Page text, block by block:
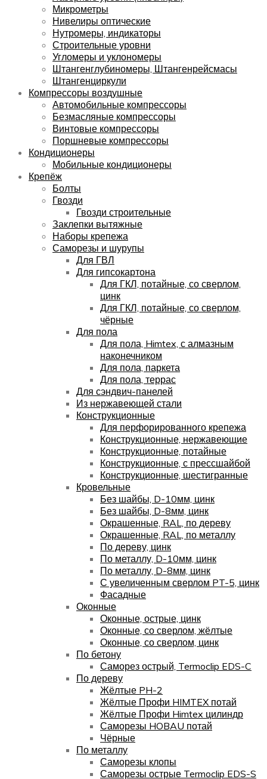
Микрометры
Нивелиры оптические
Нутромеры, индикаторы
Строительные уровни
Угломеры и уклономеры
Штангенглубиномеры, Штангенрейсмасы
Штангенциркули
Компрессоры воздушные
Автомобильные компрессоры
Безмасляные компрессоры
Винтовые компрессоры
Поршневые компрессоры
Кондиционеры
Мобильные кондиционеры
Крепёж
Болты
Гвозди
Гвозди строительные
Заклепки вытяжные
Наборы крепежа
Саморезы и шурупы
Для ГВЛ
Для гипсокартона
Для ГКЛ, потайные, со сверлом,
цинк
Для ГКЛ, потайные, со сверлом,
чёрные
Для пола
Для пола, Himtex, с алмазным
наконечником
Для пола, паркета
Для пола, террас
Для сэндвич-панелей
Из нержавеющей стали
Конструкционные
Для перфорированного крепежа
Конструкционные, нержавеющие
Конструкционные, потайные
Конструкционные, с прессшайбой
Конструкционные, шестигранные
Кровельные
Без шайбы, D-10мм, цинк
Без шайбы, D-8мм, цинк
Окрашенные, RAL, по дереву
Окрашенные, RAL, по металлу
По дереву, цинк
По металлу, D-10мм, цинк
По металлу, D-8мм, цинк
С увеличенным сверлом PT-5, цинк
Фасадные
Оконные
Оконные, острые, цинк
Оконные, со сверлом, жёлтые
Оконные, со сверлом, цинк
По бетону
Саморез острый, Termoclip EDS-C
По дереву
Жёлтые PH-2
Жёлтые Профи HIMTEX потай
Жёлтые Профи Himtex цилиндр
Саморезы HOBAU потай
Чёрные
По металлу
Саморезы клопы
Саморезы острые Termoclip EDS-S